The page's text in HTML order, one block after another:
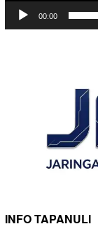
00:00
INFO TAPANULI